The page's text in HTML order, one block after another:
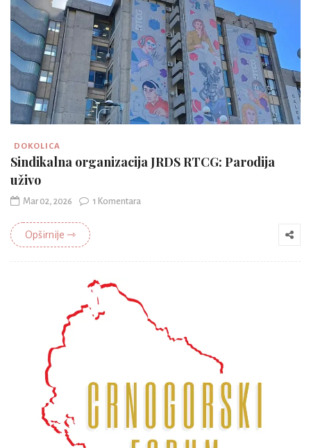
DOKOLICA
Sindikalna organizacija JRDS RTCG: Parodija
uživo
Mar 02, 2026 1 Komentara
Opširnije ⇾